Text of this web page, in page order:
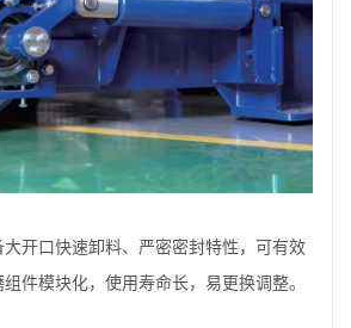
开口快速卸料、严密密封特性，可有效
件模块化，使用寿命长，易更换调整。